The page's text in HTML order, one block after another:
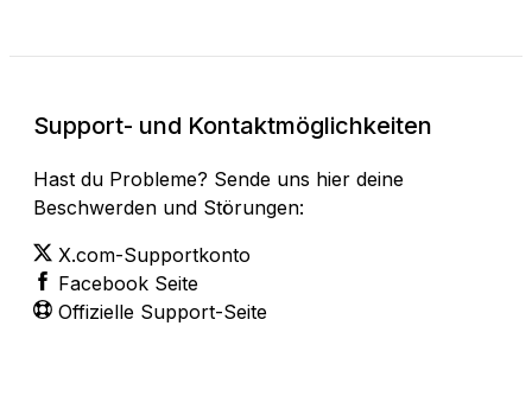
Support- und Kontaktmöglichkeiten
Hast du Probleme? Sende uns hier deine
Beschwerden und Störungen:
X.com-Supportkonto
Facebook Seite
Offizielle Support-Seite